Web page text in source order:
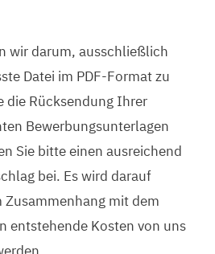
wir darum, ausschließlich
Datei im PDF-Format zu
die Rücksendung Ihrer
Bewerbungsunterlagen
Sie bitte einen ausreichend
bei. Es wird darauf
Zusammenhang mit dem
entstehende Kosten von uns